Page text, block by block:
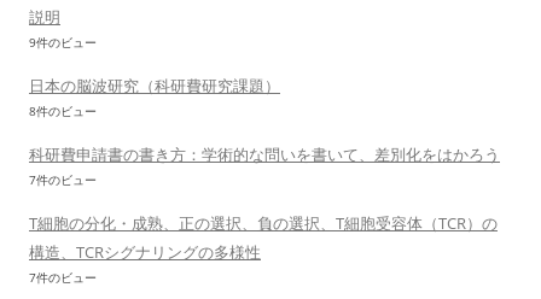
説明
9件のビュー
日本の脳波研究（科研費研究課題）
8件のビュー
科研費申請書の書き方：学術的な問いを書いて、差別化をはかろう
7件のビュー
T細胞の分化・成熟、正の選択、負の選択、T細胞受容体（TCR）の
構造、TCRシグナリングの多様性
7件のビュー